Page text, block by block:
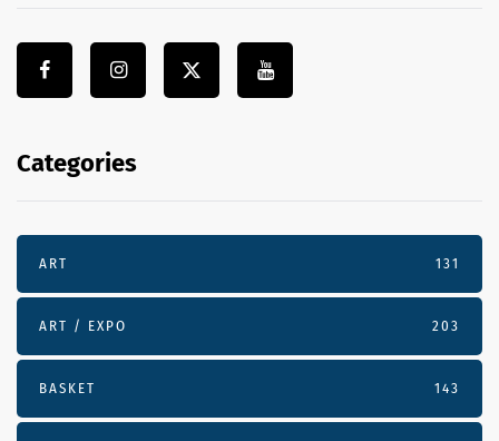
Categories
ART 131
ART / EXPO 203
BASKET 143